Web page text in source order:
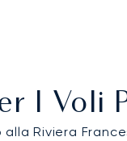
I Voli
alla Riviera